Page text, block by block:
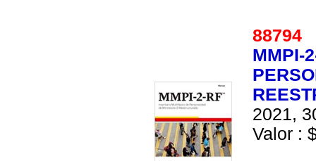
88794
MMPI-
2021,
Valor :